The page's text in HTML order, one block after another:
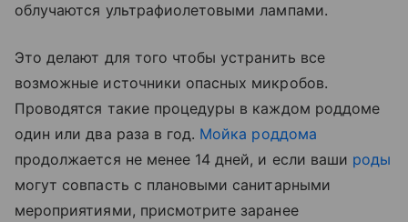
облучаются ультрафиолетовыми лампами.
Это делают для того чтобы устранить все
возможные источники опасных микробов.
Проводятся такие процедуры в каждом роддоме
один или два раза в год. Мойка роддома
продолжается не менее 14 дней, и если ваши роды
могут совпасть с плановыми санитарными
мероприятиями, присмотрите заранее